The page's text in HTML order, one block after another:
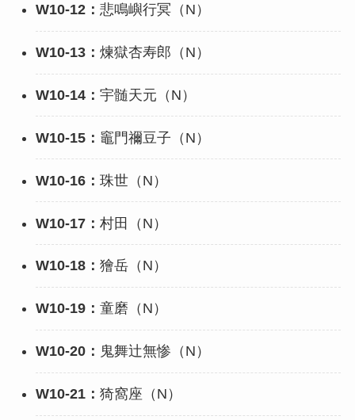
W10-12： 悲鳴嶼行冥（N）
W10-13： 煉獄杏寿郎（N）
W10-14： 宇髄天元（N）
W10-15： 竈門禰豆子（N）
W10-16： 珠世（N）
W10-17： 村田（N）
W10-18： 獪岳（N）
W10-19： 童磨（N）
W10-20： 鬼舞辻無惨（N）
W10-21： 猗窩座（N）